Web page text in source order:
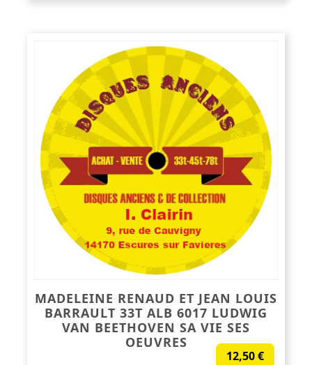
MADELEINE RENAUD ET JEAN LOUIS
BARRAULT 33T ALB 6017 LUDWIG
VAN BEETHOVEN SA VIE SES
OEUVRES
12,50€